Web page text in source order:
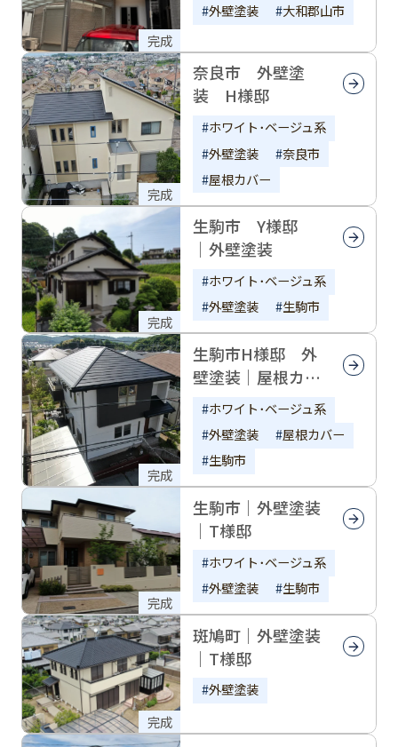
完成
外壁塗装
大和郡山市
完成
奈良市 外壁塗
装 H様邸
ホワイト･ベージュ系
外壁塗装
奈良市
屋根カバー
完成
生駒市 Y様邸
｜外壁塗装
ホワイト･ベージュ系
外壁塗装
生駒市
完成
生駒市H様邸 外
壁塗装｜屋根カバ
ー｜スーパーガル
テクト
ホワイト･ベージュ系
外壁塗装
屋根カバー
生駒市
完成
生駒市｜外壁塗装
｜T様邸
ホワイト･ベージュ系
外壁塗装
生駒市
完成
斑鳩町｜外壁塗装
｜T様邸
外壁塗装